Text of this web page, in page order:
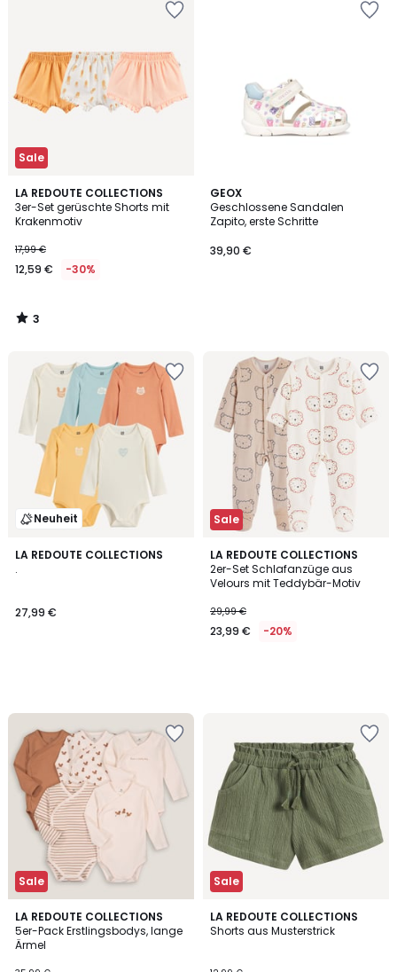
Sale
LA REDOUTE COLLECTIONS
3er-Set gerüschte Shorts mit
Krakenmotiv
17,99 €
12,59 € -30%
3
/
5
3
/
GEOX
Geschlossene Sandalen
Zapito, erste Schritte
39,90 €
Neuheit
LA REDOUTE COLLECTIONS
.
27,99 €
Sale
LA REDOUTE COLLECTIONS
2er-Set Schlafanzüge aus
Velours mit Teddybär-Motiv
29,99 €
23,99 € -20%
Sale
LA REDOUTE COLLECTIONS
5er-Pack Erstlingsbodys, lange
Ärmel
4,8
/ 5
Sale
LA REDOUTE COLLECTIONS
Shorts aus Musterstrick
5
/